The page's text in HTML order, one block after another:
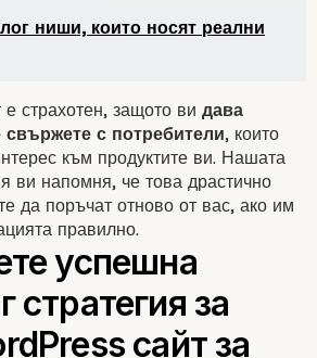
ниши, които носят реални
страхотен, защото ви дава
с потребители, които
към продуктите ви. Нашата
ви напомня, че това драстично
да поръчат отново от вас, ако им
правилно.